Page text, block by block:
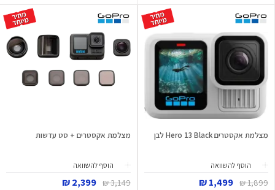
מצלמת אקסטרים Hero 13 Black לבן
הוסף להשוואה
1,899 ₪
1,499 ₪
מצלמת אקסטרים + סט עדשות
הוסף להשוואה
3,149 ₪
2,399 ₪